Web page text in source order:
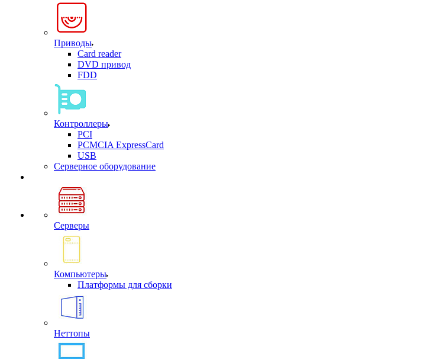
Приводы
Card reader
DVD привод
FDD
Контроллеры
PCI
PCMCIA ExpressCard
USB
Cерверное оборудование
Серверы
Компьютеры
Платформы для сборки
Неттопы